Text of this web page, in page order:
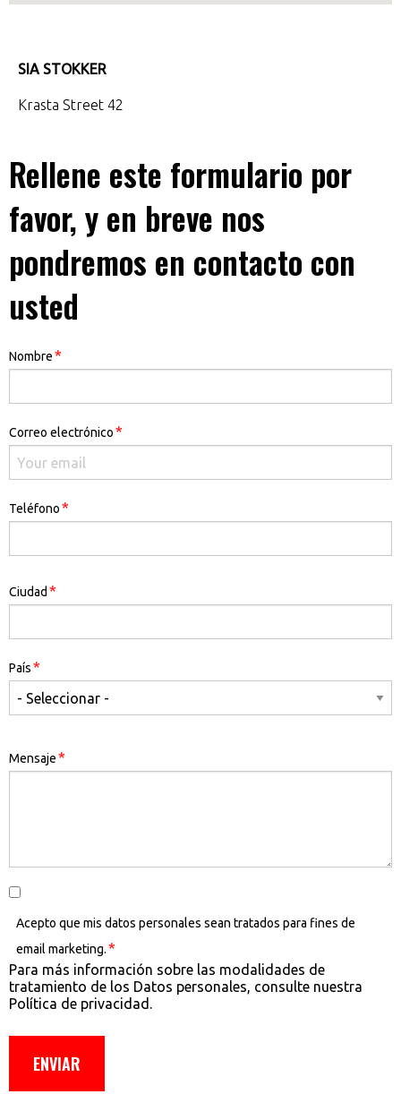
SIA STOKKER
Krasta Street 42
Rellene este formulario por
favor, y en breve nos
pondremos en contacto con
usted
Nombre*
Correo electrónico*
Teléfono*
Ciudad *
País*
Mensaje*
Acepto que mis datos personales sean tratados para fines de
email marketing.*
Para más información sobre las modalidades de
tratamiento de los Datos personales, consulte nuestra
Política de privacidad.